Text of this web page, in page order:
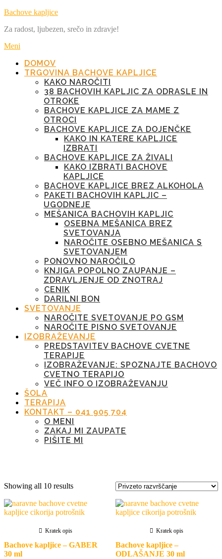
Preskoči
vsebino
Bachove kapljice
Za radost, ljubezen, srečo in zdravje!
Meni
DOMOV
TRGOVINA BACHOVE KAPLJICE
KAKO NAROČITI
38 BACHOVIH KAPLJIC ZA ODRASLE IN
OTROKE
BACHOVE KAPLJICE ZA MAME Z
OTROCI
BACHOVE KAPLJICE ZA DOJENČKE
KAKO IN KATERE KAPLJICE
IZBRATI
BACHOVE KAPLJICE ZA ŽIVALI
KAKO IZBRATI BACHOVE
KAPLJICE
BACHOVE KAPLJICE BREZ ALKOHOLA
PAKETI BACHOVIH KAPLJIC –
UGODNEJE
MEŠANICA BACHOVIH KAPLJIC
OSEBNA MEŠANICA BREZ
SVETOVANJA
NAROČITE OSEBNO MEŠANICA S
SVETOVANJEM
PONOVNO NAROČILO
KNJIGA POPOLNO ZAUPANJE –
ZDRAVLJENJE OD ZNOTRAJ
CENIK
DARILNI BON
SVETOVANJE
NAROČITE SVETOVANJE PO GSM
NAROČITE PISNO SVETOVANJE
IZOBRAŽEVANJE
PREDSTAVITEV BACHOVE CVETNE
TERAPIJE
IZOBRAŽEVANJE: SPOZNAJTE BACHOVO
CVETNO TERAPIJO
VEČ INFO O IZOBRAŽEVANJU
ŠOLA
TERAPIJA
KONTAKT – 041 905 704
O MENI
ZAKAJ MI ZAUPATE
PIŠITE MI
Showing all 10 results
Kratek opis
Bachove kapljice – GABER
30 ml
Kratek opis
Bachove kapljice –
ODLAŠANJE 30 ml